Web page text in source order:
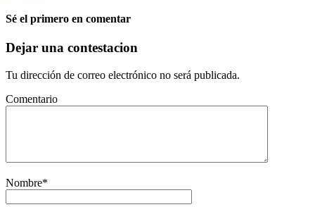
Sé el primero en comentar
Dejar una contestacion
Tu dirección de correo electrónico no será publicada.
Comentario
Nombre*